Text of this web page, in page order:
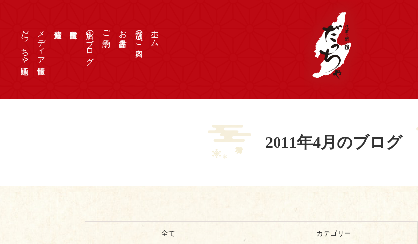
ホーム
店舗のご案内
お品書き
ご予約
店主のブログ
メディア情報
だっちゃ通販
2011年4月のブログ
全て カテゴリー